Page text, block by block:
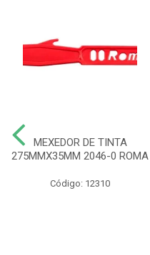
MEXEDOR DE TINTA
275MMX35MM 2046-0 ROMA
Código: 12310